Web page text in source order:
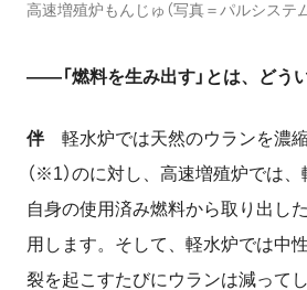
高速増殖炉もんじゅ（写真＝パルシステ
――「燃料を生み出す」とは、どう
伴軽水炉では天然のウランを濃縮
（※1）のに対し、高速増殖炉では
自身の使用済み燃料から取り出し
用します。そして、軽水炉では中
裂を起こすたびにウランは減って